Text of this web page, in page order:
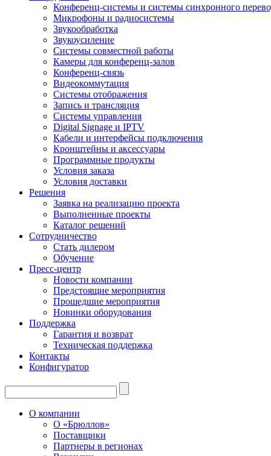
Конференц-системы и системы синхронного
Микрофоны и радиосистемы
Звукообработка
Звукоусиление
Системы совместной работы
Камеры для конференц-залов
Конференц-связь
Видеокоммутация
Системы отображения
Запись и трансляция
Системы управления
Digital Signage и IPTV
Кабели и интерфейсы подключения
Кронштейны и аксессуары
Программные продукты
Условия заказа
Условия доставки
Решения
Заявка на реализацию проекта
Выполненные проекты
Каталог решений
Сотрудничество
Стать дилером
Обучение
Пресс-центр
Новости компании
Предстоящие мероприятия
Прошедшие мероприятия
Новинки оборудования
Поддержка
Гарантия и возврат
Техническая поддержка
Контакты
Конфигуратор
О компании
О «Брюллов»
Поставщики
Партнеры в регионах